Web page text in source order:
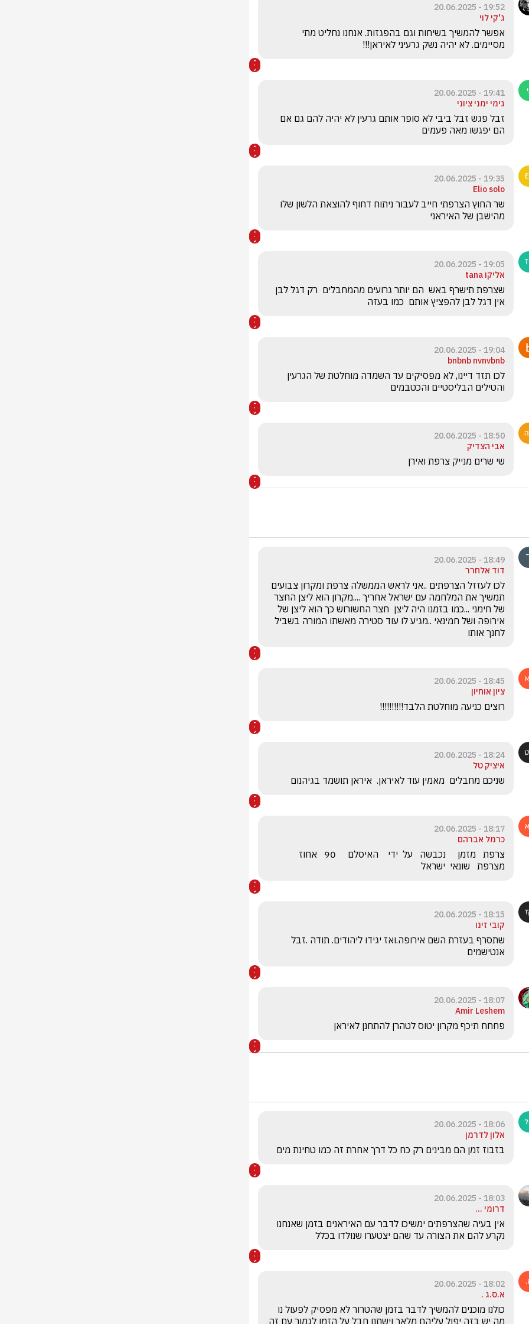
19:52 - 20.06.2025
ג'קי לוי
מסיימים. לא יהיה נשק גרעיני לאיראן!!!
19:41 - 20.06.2025
גימי ימני ציוני
הם יפגשו מאה פעמים
19:35 - 20.06.2025
Elio solo
מהישבן של האיראני
19:05 - 20.06.2025
אליקו tana
אין דגל לבן להפציץ אותם  כמו בעזה
19:04 - 20.06.2025
bnbnb nvnvbnb
והטילים הבליסטיים והכטבמים
18:50 - 20.06.2025
אבי הצדיק
שי שרים מנייק צרפת ואירן
18:49 - 20.06.2025
דוד אלחרר
לחנך אותו
18:45 - 20.06.2025
ציון אוחיון
רוצים כניעה מוחלטת הלבד!!!!!!!!!!
18:24 - 20.06.2025
איציק טל
שניכם מחבלים  מאמין עוד לאיראן.  איראן תושמד בגיהנום
18:17 - 20.06.2025
כרמל אברהם
מצרפת   שונאי  ישראל
18:15 - 20.06.2025
קובי זינו
אנטישמים
18:07 - 20.06.2025
Amir Leshem
פחחח תיכף מקרון יטוס לטהרן להתחנן לאיראן
18:06 - 20.06.2025
אלון לדרמן
בזבוז זמן הם מבינים רק כח כל דרך אחרת זה כמו טחינת מים
18:03 - 20.06.2025
דרומי ...
נקרע להם את הצורה עד שהם יצטערו שנולדו בכלל
18:02 - 20.06.2025
א.ס.ג .